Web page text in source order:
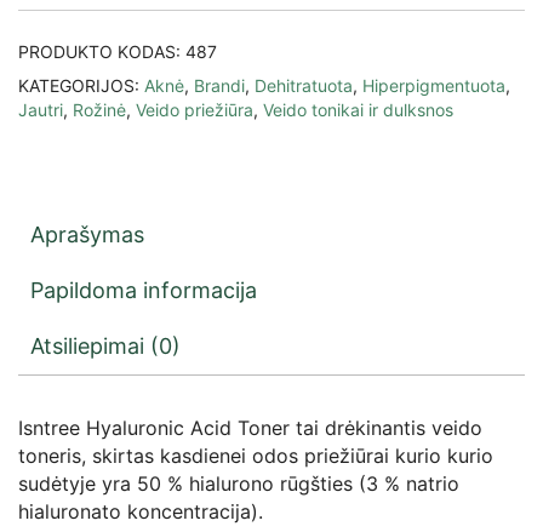
PRODUKTO KODAS: 487
KATEGORIJOS: Aknė, Brandi, Dehitratuota, Hiperpigmentuota,
Jautri, Rožinė, Veido priežiūra, Veido tonikai ir dulksnos
Aprašymas
Papildoma informacija
Atsiliepimai (0)
Isntree Hyaluronic Acid Toner tai drėkinantis veido
toneris, skirtas kasdienei odos priežiūrai kurio kurio
sudėtyje yra 50 % hialurono rūgšties (3 % natrio
hialuronato koncentracija).